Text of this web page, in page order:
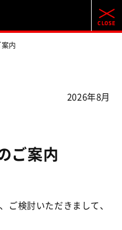
内
2026年8月
ご案内
ご検討いただきまして、